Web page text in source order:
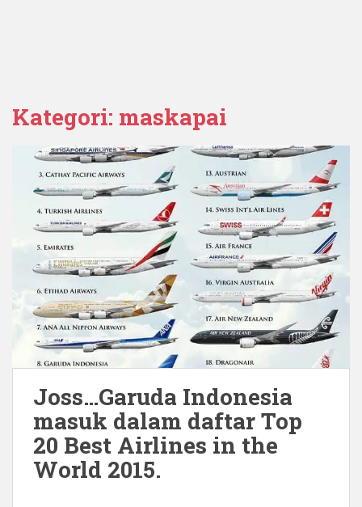
Kategori: maskapai
Joss…Garuda Indonesia
masuk dalam daftar Top
20 Best Airlines in the
World 2015.